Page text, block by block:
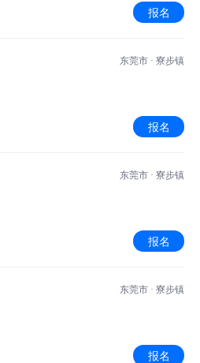
报名
东莞市 · 寮步镇
报名
东莞市 · 寮步镇
报名
东莞市 · 寮步镇
报名